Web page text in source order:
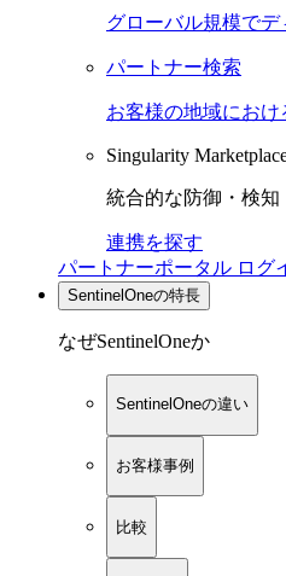
グローバル規模で
パートナー検索
お客様の地域にお
Singularity
統合的な防御・検
連携を探す
パートナーポータル ログ
SentinelOneの特長
なぜSentinelOneか
SentinelOneの違い
お客様事例
比較